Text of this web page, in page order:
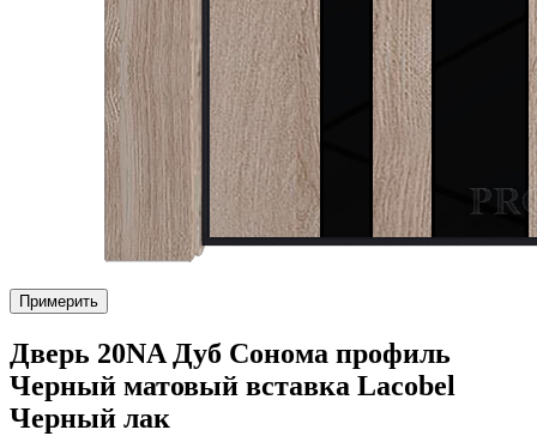
Примерить
Дверь 20NA Дуб Сонома профиль
Черный матовый вставка Lacobel
Черный лак